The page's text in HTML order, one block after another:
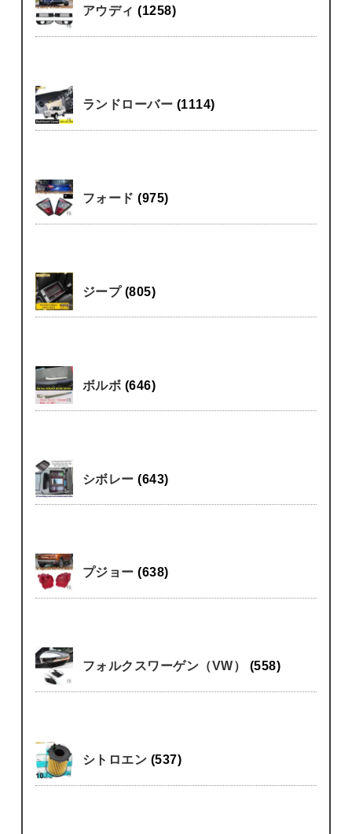
アウディ(1258)
ランドローバー (1114)
フォード(975)
ジープ (805)
ボルボ (646)
シボレー(643)
プジョー(638)
フォルクスワーゲン（VW） (558)
シトロエン (537)